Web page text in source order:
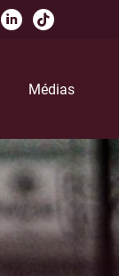
Médias